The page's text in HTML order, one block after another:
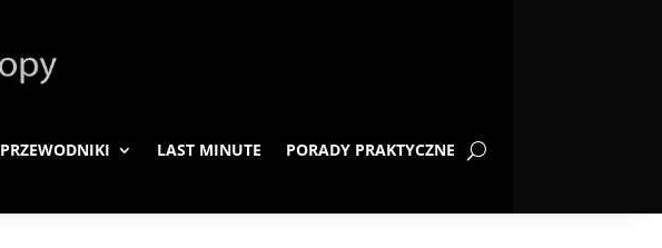
PRZEWODNIKI LAST MINUTE PORADY PRAKTYCZNE